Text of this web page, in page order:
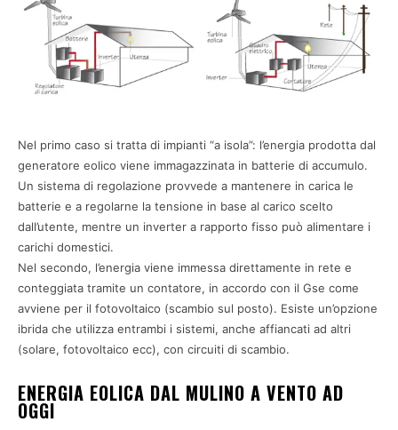
Nel primo caso si tratta di impianti “a isola”: l’energia prodotta dal
generatore eolico viene immagazzinata in batterie di accumulo.
Un sistema di regolazione provvede a mantenere in carica le
batterie e a regolarne la tensione in base al carico scelto
dall’utente, mentre un inverter a rapporto fisso può alimentare i
carichi domestici.
Nel secondo, l’energia viene immessa direttamente in rete e
conteggiata tramite un contatore, in accordo con il Gse come
avviene per il fotovoltaico (scambio sul posto). Esiste un’opzione
ibrida che utilizza entrambi i sistemi, anche affiancati ad altri
(solare, fotovoltaico ecc), con circuiti di scambio.
ENERGIA EOLICA DAL MULINO A VENTO AD
OGGI